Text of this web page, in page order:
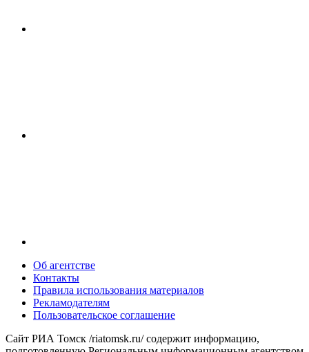
Об агентстве
Контакты
Правила использования материалов
Рекламодателям
Пользовательское соглашение
Сайт РИА Томск /riatomsk.ru/ содержит информацию,